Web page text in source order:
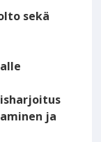
sekä
ja